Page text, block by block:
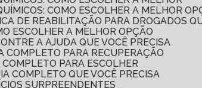
COMO ESCOLHER A MELHOR
DE REABILITAÇÃO PARA DROGADOS
ESCOLHER A MELHOR OPÇÃO
A AJUDA QUE VOCÊ PRECISA
COMPLETO PARA RECUPERAÇÃO
COMPLETO PARA ESCOLHER
COMPLETO QUE VOCÊ PRECISA
SURPREENDENTES